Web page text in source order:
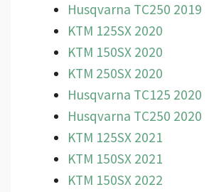
Husqvarna TC250 2019
KTM 125SX 2020
KTM 150SX 2020
KTM 250SX 2020
Husqvarna TC125 2020
Husqvarna TC250 2020
KTM 125SX 2021
KTM 150SX 2021
KTM 150SX 2022